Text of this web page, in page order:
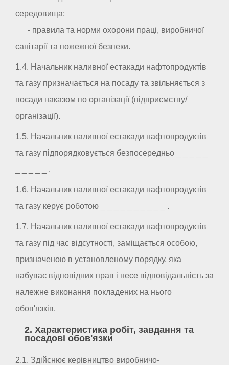
середовища;
- правила та норми охорони праці, виробничої
санітарії та пожежної безпеки.
1.4. Начальник наливної естакади нафтопродуктів
та газу призначається на посаду та звільняється з
посади наказом по організації (підприємству/
організації).
1.5. Начальник наливної естакади нафтопродуктів
та газу підпорядковується безпосередньо _ _ _ _ _
_ _ _ _ _ .
1.6. Начальник наливної естакади нафтопродуктів
та газу керує роботою _ _ _ _ _ _ _ _ _ _ .
1.7. Начальник наливної естакади нафтопродуктів
та газу під час відсутності, заміщається особою,
призначеною в установленому порядку, яка
набуває відповідних прав і несе відповідальність за
належне виконання покладених на нього
обов'язків.
2. Характеристика робіт, завдання та
посадові обов'язки
2.1. Здійснює керівництво виробничо-